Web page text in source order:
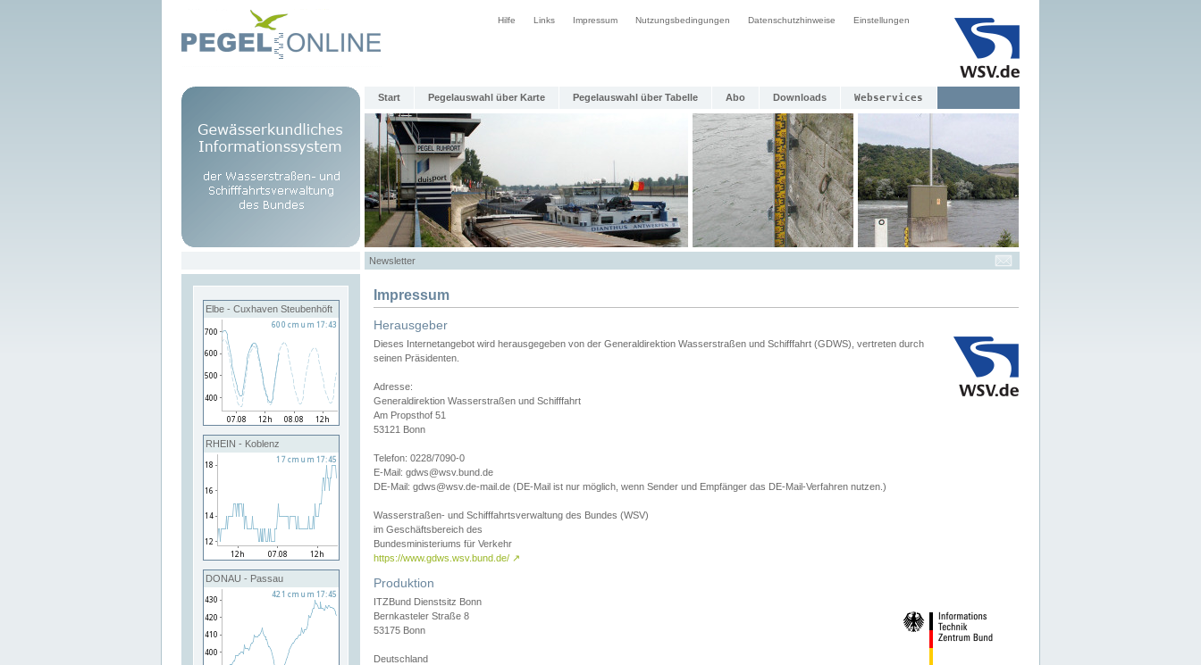
Hilfe Links Impressum Nutzungsbedingungen Datenschutzhinweise Einstellungen
Start Pegelauswahl über Karte Pegelauswahl über Tabelle Abo Downloads Webservices
Newsletter
Elbe - Cuxhaven Steubenhöft
RHEIN - Koblenz
DONAU - Passau
Impressum
Herausgeber
Dieses Internetangebot wird herausgegeben von der Generaldirektion Wasserstraßen und Schifffahrt (GDWS), vertreten durch
seinen Präsidenten.
Adresse:
Generaldirektion Wasserstraßen und Schifffahrt
Am Propsthof 51
53121 Bonn
Telefon: 0228/7090-0
E-Mail: gdws@wsv.bund.de
DE-Mail: gdws@wsv.de-mail.de (DE-Mail ist nur möglich, wenn Sender und Empfänger das DE-Mail-Verfahren nutzen.)
Wasserstraßen- und Schifffahrtsverwaltung des Bundes (WSV)
im Geschäftsbereich des
Bundesministeriums für Verkehr
https://www.gdws.wsv.bund.de/ ↗
Produktion
ITZBund Dienstsitz Bonn
Bernkasteler Straße 8
53175 Bonn
Deutschland